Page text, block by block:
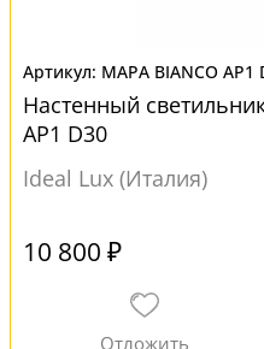
MAPA BIANCO AP1
Настенный
AP1 D30
Ideal Lux (Италия)
10 800 ₽